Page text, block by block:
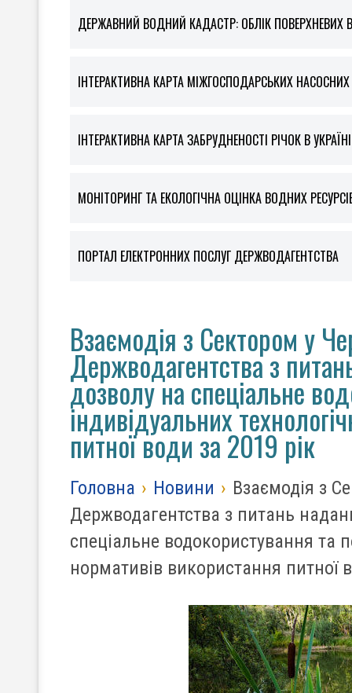
ДЕРЖАВНИЙ ВОДНИЙ КАДАСТР: ОБЛІК ПОВЕРХНЕВИХ
ІНТЕРАКТИВНА КАРТА МІЖГОСПОДАРСЬКИХ
ІНТЕРАКТИВНА КАРТА ЗАБРУДНЕНОСТІ РІЧОК В УКРАЇНІ
МОНІТОРИНГ ТА ЕКОЛОГІЧНА ОЦІНКА ВОДНИХ
ПОРТАЛ ЕЛЕКТРОННИХ ПОСЛУГ ДЕРЖВОДАГЕНТСТВА
Взаємодія з Сектором у
Держводагентства з
дозволу на спеціальне
індивідуальних
питної води за 2019 рік
Головна › Новини › Взаємодія з
Держводагентства з питань
спеціальне водокористування та
нормативів використання питної